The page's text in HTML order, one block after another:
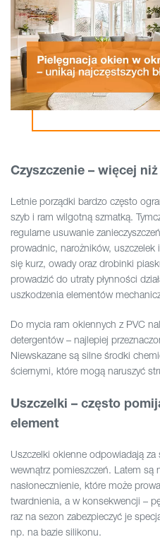
Czyszczenie – więcej
Letnie porządki bardzo często
szyb i ram wilgotną szmatką.
regularne usuwanie
prowadnic, narożników, uszczelek
się kurz, owady oraz drobinki
prowadzić do utraty płynności
uszkodzenia elementów
Do mycia ram okiennych z PVC
detergentów – najlepiej
Niewskazane są silne środki
ściernymi, które mogą naruszyć
Uszczelki – często
element
Uszczelki okienne odpowiadają
wewnątrz pomieszczeń. Latem są
nasłonecznienie, które może
twardnienia, a w konsekwencji –
raz na sezon zabezpieczyć je
np. na bazie silikonu.